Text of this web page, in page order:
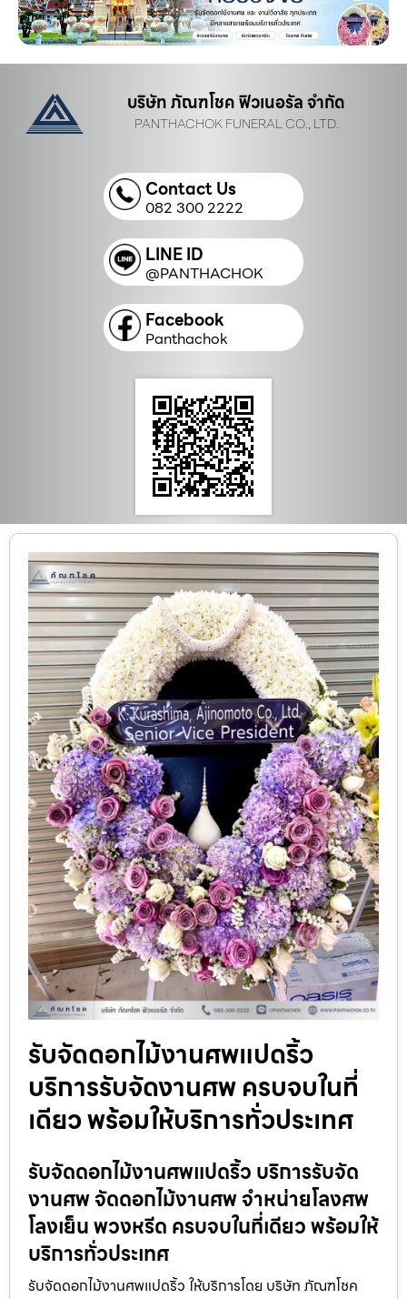
บริษัท ภัณฑโชค ฟิวเนอรัล จำกัด
PANTHACHOK FUNERAL CO., LTD.
Contact Us
082 300 2222
LINE ID
@PANTHACHOK
Facebook
Panthachok
รับจัดดอกไม้งานศพแปดริ้ว
บริการรับจัดงานศพ ครบจบในที่
เดียว พร้อมให้บริการทั่วประเทศ
รับจัดดอกไม้งานศพแปดริ้ว บริการรับจัด
งานศพ จัดดอกไม้งานศพ จำหน่ายโลงศพ
โลงเย็น พวงหรีด ครบจบในที่เดียว พร้อมให้
บริการทั่วประเทศ
รับจัดดอกไม้งานศพแปดริ้ว ให้บริการโดย บริษัท ภัณฑโชค